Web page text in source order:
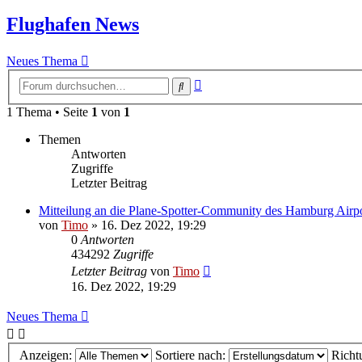
Flughafen News
Neues Thema
Suche
1 Thema • Seite 1 von 1
Themen
Antworten
Zugriffe
Letzter Beitrag
Mitteilung an die Plane-Spotter-Community des Hamburg
von Timo » 16. Dez 2022, 19:29
0 Antworten
434292 Zugriffe
Letzter Beitrag von Timo
16. Dez 2022, 19:29
Neues Thema
Anzeigen: Sortiere nach: